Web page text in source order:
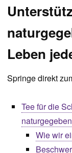
Leben
Springe direkt
Tee für die
Wie wir